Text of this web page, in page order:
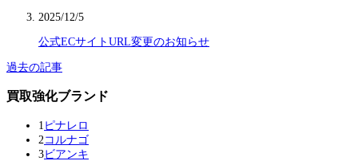
2025/12/5
公式ECサイトURL変更のお知らせ
過去の記事
買取強化ブランド
1 ピナレロ
2 コルナゴ
3ビアンキ